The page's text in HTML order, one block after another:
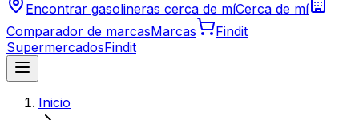
Encontrar gasolineras cerca de míCerca de mí
Comparador de marcasMarcas
Findit
SupermercadosFindit
Inicio